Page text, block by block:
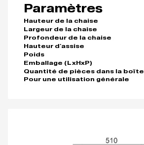
Paramètres
Hauteur de la chaise
Largeur de la chaise
Profondeur de la chaise
Hauteur d'assise
Poids
Emballage (LxHxP)
Quantité de pièces dans la boîte
Pour une utilisation générale